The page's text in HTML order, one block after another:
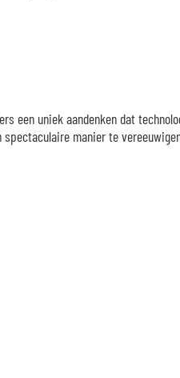
wordt in ons atelier gedrukt op
frame, mok, drinkfles, lunchbox,
en praktische producten
een uniek aandenken dat
spectaculaire manier te